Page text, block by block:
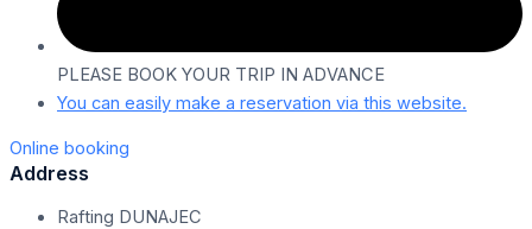
PLEASE BOOK YOUR TRIP IN ADVANCE
You can easily make a reservation via this website.
Online booking
Address
Rafting DUNAJEC